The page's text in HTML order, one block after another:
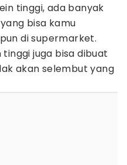
tinggi, ada banyak
bisa kamu
di supermarket.
juga bisa dibuat
akan selembut yang